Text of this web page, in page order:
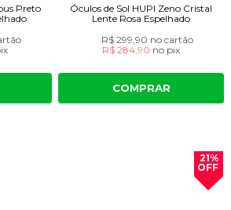
Preto
Óculos de Sol HUPI Zeno Cristal
Lente Rosa Espelhado
R$ 299,90 no cartão
R$ 284,90 no pix
COMPRAR
21%
OFF